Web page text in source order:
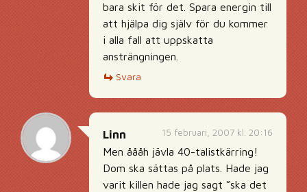
bara skit för det. Spara energin till
att hjälpa dig själv för du kommer
i alla fall att uppskatta
ansträngningen.
Svara
15 februari, 2007 kl. 20:16
Linn
Men åååh jävla 40-talistkärring!
Dom ska sättas på plats. Hade jag
varit killen hade jag sagt ”ska det